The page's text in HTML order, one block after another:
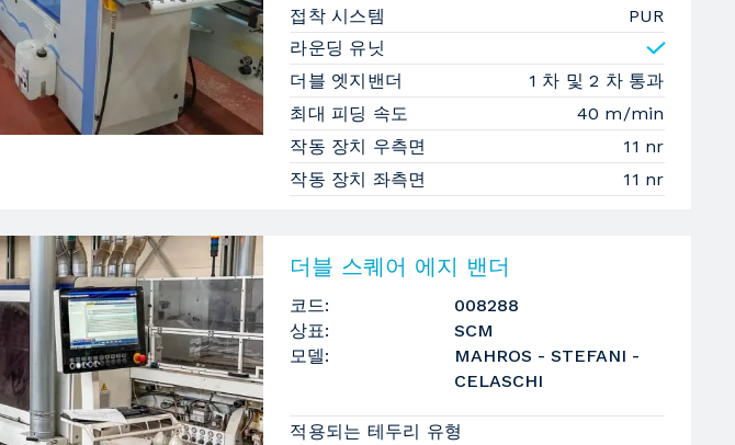
접착 시스템
PUR
라운딩 유닛
더블 엣지밴더
1 차 및 2 차 통과
최대 피딩 속도
40 m/min
작동 장치 우측면
11 nr
작동 장치 좌측면
11 nr
더블 스퀘어 에지 밴더
코드:
008288
상표:
SCM
모델:
MAHROS - STEFANI -
CELASCHI
적용되는 테두리 유형